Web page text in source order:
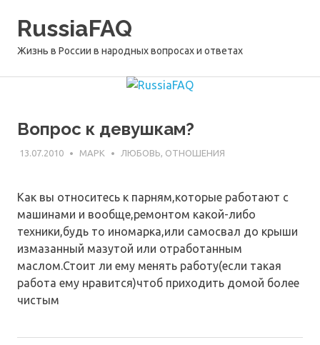
RussiaFAQ
Жизнь в России в народных вопросах и ответах
Вопрос к девушкам?
13.07.2010 МАРК ЛЮБОВЬ, ОТНОШЕНИЯ
Как вы относитесь к парням,которые работают с
машинами и вообще,ремонтом какой-либо
техники,будь то иномарка,или самосвал до крыши
измазанный мазутой или отработанным
маслом.Стоит ли ему менять работу(если такая
работа ему нравится)чтоб приходить домой более
чистым